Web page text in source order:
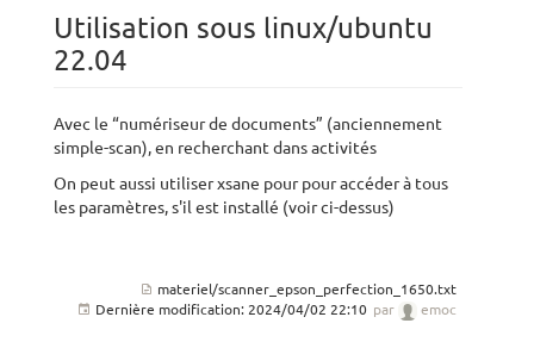
Utilisation sous linux/ubuntu
22.04
Avec le “numériseur de documents” (anciennement
simple-scan), en recherchant dans activités
On peut aussi utiliser xsane pour pour accéder à tous
les paramètres, s'il est installé (voir ci-dessus)
materiel/scanner_epson_perfection_1650.txt
Dernière modification: 2024/04/02 22:10 par emoc